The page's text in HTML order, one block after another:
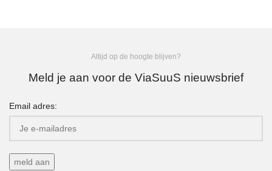
Altijd op de hoogte blijven?
Meld je aan voor de ViaSuuS nieuwsbrief
Email adres: